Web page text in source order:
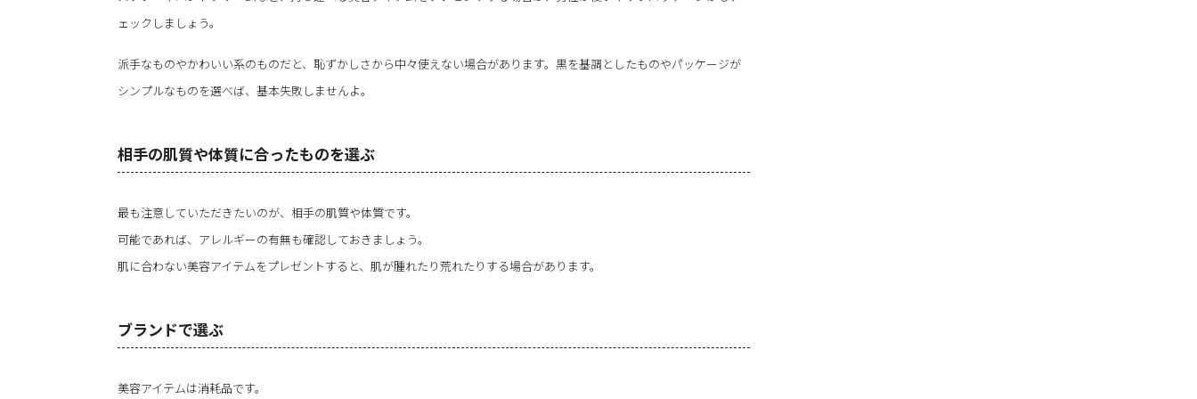
ェックしましょう。
派手なものやかわいい系のものだと、恥ずかしさから中々使えない場合があります。黒を基調としたものやパッケージが
シンプルなものを選べば、基本失敗しませんよ。
相手の肌質や体質に合ったものを選ぶ
最も注意していただきたいのが、相手の肌質や体質です。
可能であれば、アレルギーの有無も確認しておきましょう。
肌に合わない美容アイテムをプレゼントすると、肌が腫れたり荒れたりする場合があります。
ブランドで選ぶ
美容アイテムは消耗品です。